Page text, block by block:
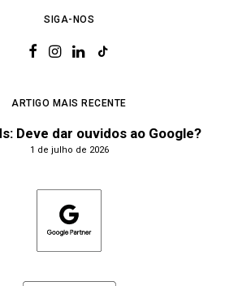
SIGA-NOS
ARTIGO MAIS RECENTE
Deve dar ouvidos ao Google?
1 de julho de 2026